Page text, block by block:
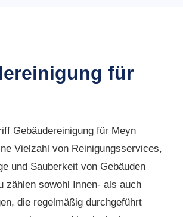
für
Gebäudereinigung für Meyn
Vielzahl von Reinigungsservices,
und Sauberkeit von Gebäuden
zählen sowohl Innen- als auch
die regelmäßig durchgeführt